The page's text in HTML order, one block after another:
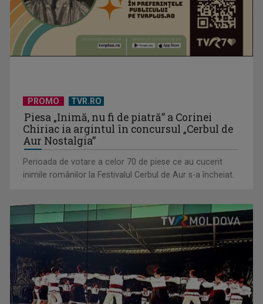
PROMO TVR.RO
Piesa „Inimă, nu fi de piatră” a Corinei
Chiriac ia argintul în concursul „Cerbul de
Aur Nostalgia”
Perioada de votare a celor 70 de piese ce au cucerit
inimile românilor la Festivalul Cerbul de Aur s-a încheiat.